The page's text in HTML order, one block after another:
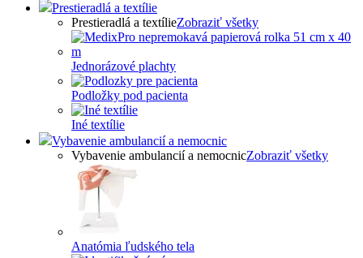
Prestieradlá a textílie
Prestieradlá a textílieZobraziť všetky
Jednorázové plachty
Podložky pod pacienta
Iné textílie
Vybavenie ambulancií a nemocnic
Vybavenie ambulancií a nemocnicZobraziť všetky
Anatómia ľudského tela